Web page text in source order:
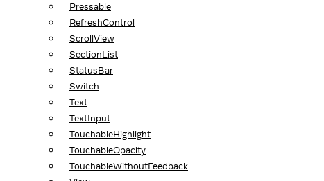
Pressable
RefreshControl
ScrollView
SectionList
StatusBar
Switch
Text
TextInput
TouchableHighlight
TouchableOpacity
TouchableWithoutFeedback